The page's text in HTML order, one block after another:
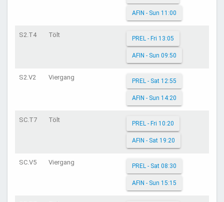
AFIN - Sun 11:00
S2.T4 Tölt PREL - Fri 13:05
AFIN - Sun 09:50
S2.V2 Viergang PREL - Sat 12:55
AFIN - Sun 14:20
SC.T7 Tölt PREL - Fri 10:20
AFIN - Sat 19:20
SC.V5 Viergang PREL - Sat 08:30
AFIN - Sun 15:15